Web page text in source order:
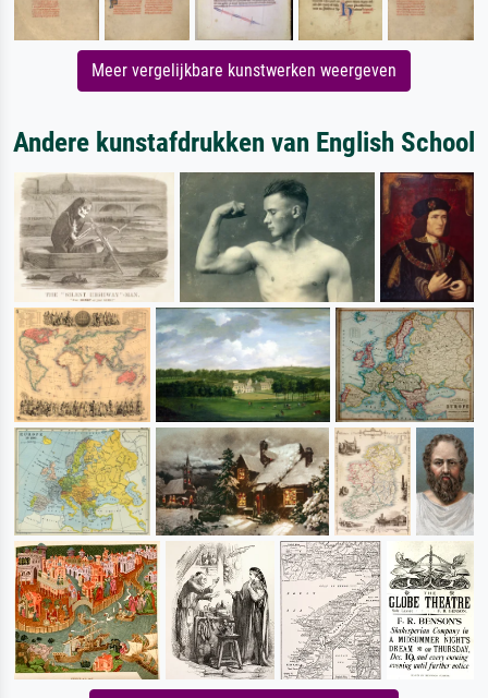
Meer vergelijkbare kunstwerken weergeven
Andere kunstafdrukken van English School